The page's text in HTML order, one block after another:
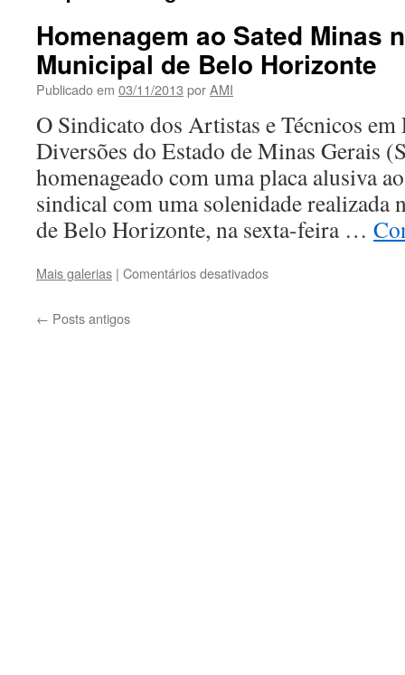
Homenagem ao Sated Minas
Municipal de Belo Horizonte
Publicado em 03/11/2013 porAMI
O Sindicato dos Artistas e Técnicos em
Diversões do Estado de Minas Gerais
homenageado com uma placa alusiva
sindical com uma solenidade realizada
de Belo Horizonte, na sexta-feira …
Mais galerias | Comentários desativadosem
← Posts antigos